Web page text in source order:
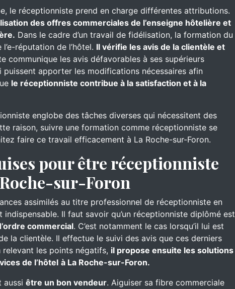
le réceptionniste prend en charge différentes attributions.
des offres commerciales de l’enseigne hôtelière et
Dans le cadre d’un travail de fidélisation, la formation du
réputation de l’hôtel. Il vérifie les avis de la clientèle et
communique les avis défavorables à ses supérieurs
apporter les modifications nécessaires afin
le réceptionniste contribue à la satisfaction et à la
englobe des tâches diverses qui nécessitent des
raison, suivre une formation comme réceptionniste se
faire ce travail efficacement à La Roche-sur-Foron.
pour être réceptionniste
sur-Foron
assimilés au titre professionnel de réceptionniste en
indispensable. Il faut savoir qu’un réceptionniste diplômé est
commercial. C’est notamment le cas lorsqu’il lui est
la clientèle. Il effectue le suivi des avis que ces derniers
relevant les points négatifs, il propose ensuite les solutions
de l’hôtel à La Roche-sur-Foron.
aussi être un bon vendeur. Aiguiser sa fibre commerciale